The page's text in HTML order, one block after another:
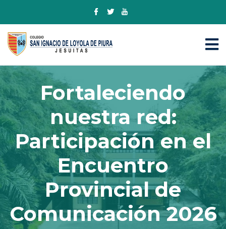
Fortaleciendo
nuestra red:
Participación en el
Encuentro
Provincial de
Comunicación 2026